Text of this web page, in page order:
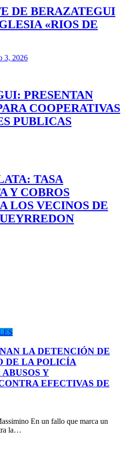
DE BERAZATEGUI
«RIOS DE
3, 2026
PRESENTAN
COOPERATIVAS
PUBLICAS
TASA
Y COBROS
LOS VECINOS DE
LA DETENCIÓN DE
DE LA POLICÍA
Y
EFECTIVAS DE
En un fallo que marca un
la…